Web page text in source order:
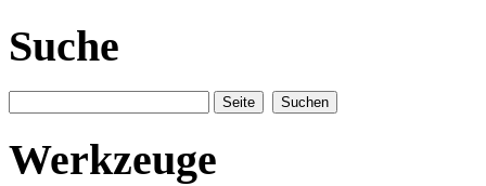
Suche
Werkzeuge